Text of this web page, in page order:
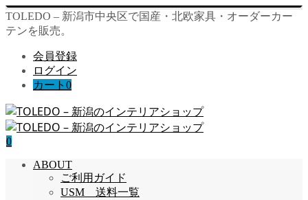
TOLEDO – 新潟市中央区で国産・北欧家具・オーダーカー
テンを販売。
会員登録
ログイン
カート 0
0
ABOUT
ご利用ガイド
USM 送料一覧